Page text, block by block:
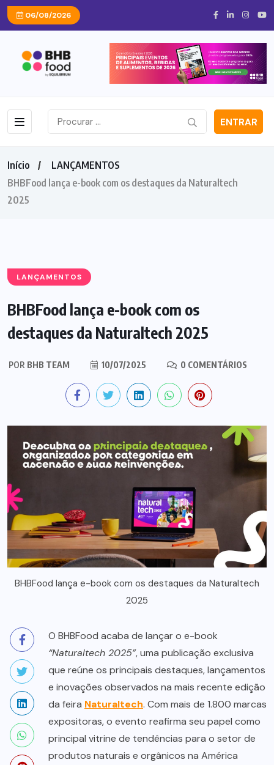
06/08/2026
ENTRAR
Início
LANÇAMENTOS
BHBFood lança e-book com os destaques da Naturaltech
2025
LANÇAMENTOS
BHBFood lança e-book com os
destaques da Naturaltech 2025
POR BHB TEAM 10/07/2025 0 COMENTÁRIOS
BHBFood lança e-book com os destaques da Naturaltech
2025
O BHBFood acaba de lançar o e-book
“Naturaltech 2025”, uma publicação exclusiva
que reúne os principais destaques, lançamentos
e inovações observados na mais recente edição
da feira Naturaltech. Com mais de 1.800 marcas
expositoras, o evento reafirma seu papel como
principal vitrine de tendências para o setor de
produtos naturais e orgânicos na América